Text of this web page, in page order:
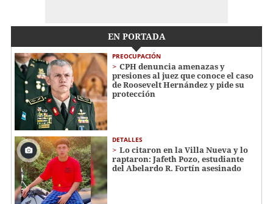
EN PORTADA
PREOCUPACIÓN
CPH denuncia amenazas y
presiones al juez que conoce el caso
de Roosevelt Hernández y pide su
protección
DETALLES
Lo citaron en la Villa Nueva y lo
raptaron: Jafeth Pozo, estudiante
del Abelardo R. Fortín asesinado